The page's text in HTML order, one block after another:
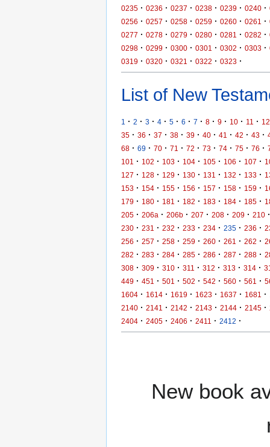
0235 · 0236 · 0237 · 0238 · 0239 · 0240 ·
0256 · 0257 · 0258 · 0259 · 0260 · 0261 ·
0277 · 0278 · 0279 · 0280 · 0281 · 0282 ·
0298 · 0299 · 0300 · 0301 · 0302 · 0303 ·
0319 · 0320 · 0321 · 0322 · 0323 ·
List of New
1 · 2 · 3 · 4 · 5 · 6 · 7 · 8 · 9 · 10 · 11 · 12
35 · 36 · 37 · 38 · 39 · 40 · 41 · 42 · 43 ·
68 · 69 · 70 · 71 · 72 · 73 · 74 · 75 · 76 ·
101
· 102 · 103 · 104 · 105 · 106 · 107 ·
127 · 128 · 129 · 130 · 131 · 132 · 133 ·
153 · 154 · 155 · 156 · 157 · 158 · 159 ·
179 · 180 · 181 · 182 · 183 · 184 · 185 ·
205 · 206a · 206b · 207 · 208 · 209 · 210 ·
230 · 231 · 232 · 233 · 234 · 235 · 236 ·
256 · 257 · 258 · 259 · 260 · 261 · 262 ·
282 · 283 · 284 · 285 · 286 · 287 · 288 ·
308 · 309 · 310 · 311 · 312 · 313 · 314 ·
449 · 451 · 501 · 502 · 542 · 560 · 561 ·
1604 · 1614 · 1619 · 1623 · 1637 · 1681 ·
2140 · 2141 · 2142 · 2143 · 2144 · 2145 ·
2404 · 2405 · 2406 · 2411 · 2412 ·
New book